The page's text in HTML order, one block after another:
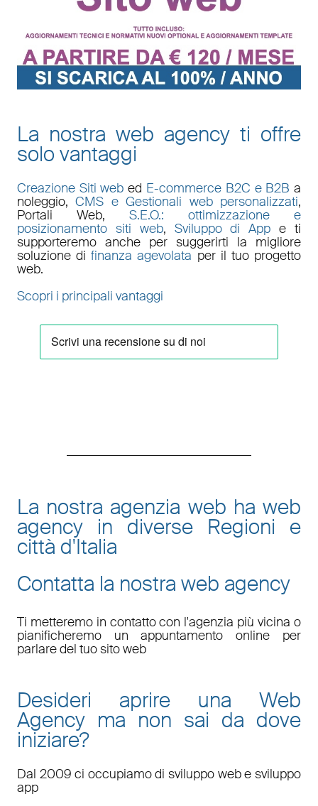
La nostra web agency ti offre
solo vantaggi
Creazione Siti web ed E-commerce B2C e B2B a
noleggio,CMS e Gestionali web personalizzati,
Portali Web,S.E.O.: ottimizzazione e
posizionamento siti web, Sviluppo di App e ti
supporteremo anche per suggerirti la migliore
soluzione difinanza agevolata per il tuo progetto
web.
Scopri i principali vantaggi
La nostra agenzia web ha web
agency in diverse Regioni e
città d'Italia
Contatta la nostra web agency
Ti metteremo in contatto con l'agenzia più vicina o
pianificheremo un appuntamento online per
parlare del tuo sito web
Desideri aprire una Web
Agency ma non sai da dove
iniziare?
Dal 2009 ci occupiamo di sviluppo web e sviluppo
app